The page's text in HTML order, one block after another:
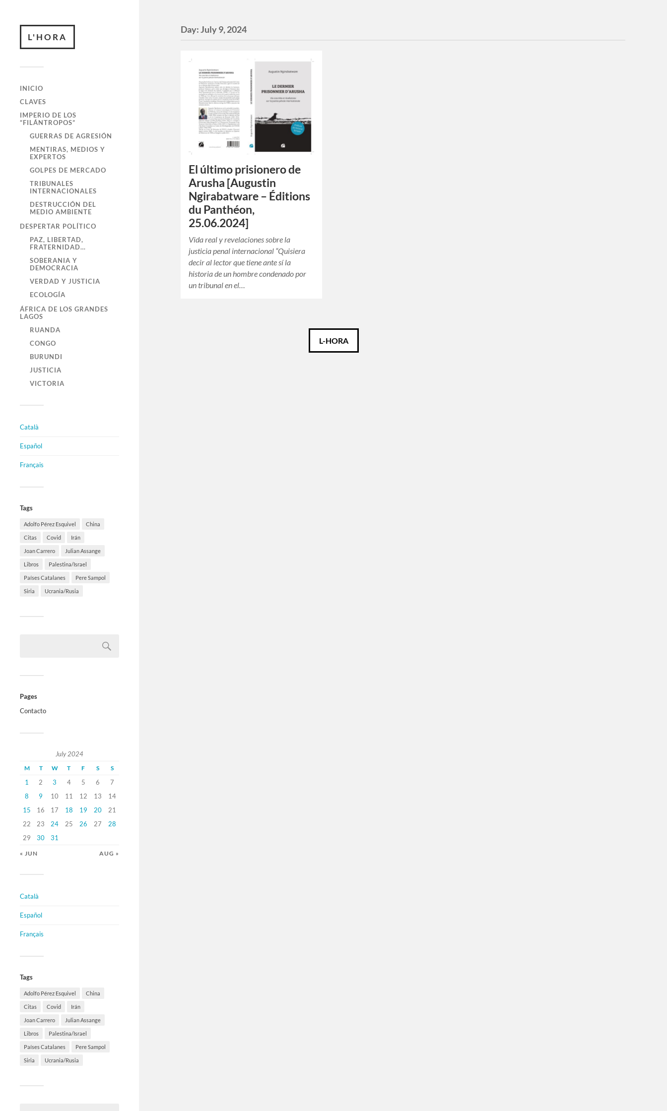
L'HORA
INICIO
CLAVES
IMPERIO DE LOS
“FILÁNTROPOS”
GUERRAS DE AGRESIÓN
MENTIRAS, MEDIOS Y
EXPERTOS
GOLPES DE MERCADO
TRIBUNALES
INTERNACIONALES
DESTRUCCIÓN DEL
MEDIO AMBIENTE
DESPERTAR POLÍTICO
PAZ, LIBERTAD,
FRATERNIDAD…
SOBERANIA Y
DEMOCRACIA
VERDAD Y JUSTICIA
ECOLOGÍA
ÁFRICA DE LOS GRANDES
LAGOS
RUANDA
CONGO
BURUNDI
JUSTICIA
VICTORIA
Català
Español
Français
Tags
Adolfo Pérez Esquivel China
Citas Covid Irán
Joan Carrero Julian Assange
Libros Palestina/Israel
Países Catalanes Pere Sampol
Siria Ucrania/Rusia
Pages
Contacto
July 2024
M T W T F S S
1 2 3 4 5 6
7
8
9 10 11 12 13
14
15
16 17 18 19 20
21
22
23 24 25 26 27
28
29
30 31
« JUN AUG »
Català
Español
Français
Tags
Adolfo Pérez Esquivel China
Citas Covid Irán
Joan Carrero Julian Assange
Libros Palestina/Israel
Países Catalanes Pere Sampol
Siria Ucrania/Rusia
Day:July 9, 2024
El último prisionero de
Arusha [Augustin
Ngirabatware – Éditions
du Panthéon,
25.06.2024]
Vida real y revelaciones sobre la
justicia penal internacional “Quisiera
decir al lector que tiene ante sí la
historia de un hombre condenado por
un tribunal en el…
L-HORA